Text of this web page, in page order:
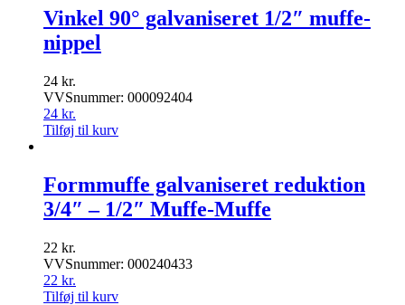
Vinkel 90° galvaniseret 1/2″ muffe-
nippel
24 kr.
VVSnummer: 000092404
24 kr.
Tilføj til kurv
Formmuffe galvaniseret reduktion
3/4″ – 1/2″ Muffe-Muffe
22 kr.
VVSnummer: 000240433
22 kr.
Tilføj til kurv